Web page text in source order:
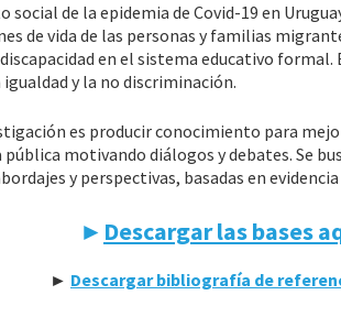
de la epidemia de Covid-19 en
de vida de las personas y familias
en el sistema educativo
y la no discriminación.
es producir conocimiento para
motivando diálogos y debates. Se
y perspectivas, basadas en
► Descargar las bases
► Descargar bibliografía de